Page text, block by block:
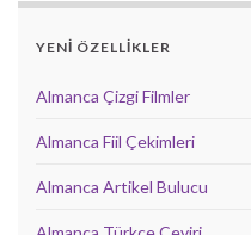
YENİ ÖZELLİKLER
Almanca Çizgi Filmler
Almanca Fiil Çekimleri
Almanca Artikel Bulucu